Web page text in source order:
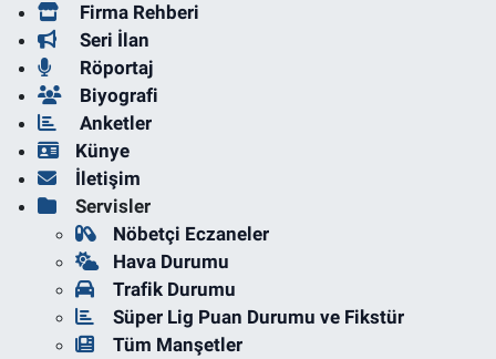
Firma Rehberi
Seri İlan
Röportaj
Biyografi
Anketler
Künye
İletişim
Servisler
Nöbetçi Eczaneler
Hava Durumu
Trafik Durumu
Süper Lig Puan Durumu ve Fikstür
Tüm Manşetler